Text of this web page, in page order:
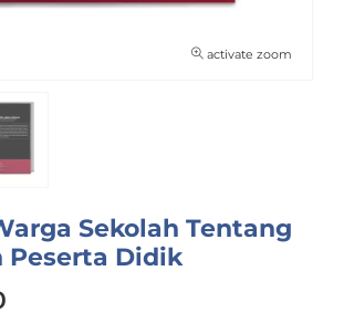
activate zoom
Sekolah Tentang
Peserta Didik